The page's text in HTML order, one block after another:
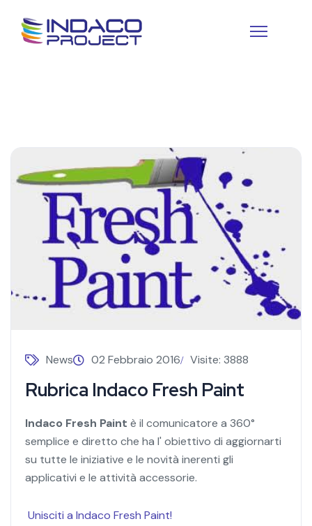
Rubrica Indaco Fresh Paint
News 02 Febbraio 2016 Visite: 3888
Indaco Fresh Paint è il comunicatore a 360°
semplice e diretto che ha l' obiettivo di aggiornarti
su tutte le iniziative e le novità inerenti gli
applicativi e le attività accessorie.
Unisciti a Indaco Fresh Paint!